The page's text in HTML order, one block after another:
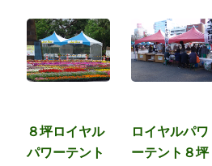
８坪ロイヤル
パワーテント
ロイヤルパワ
ーテント８坪